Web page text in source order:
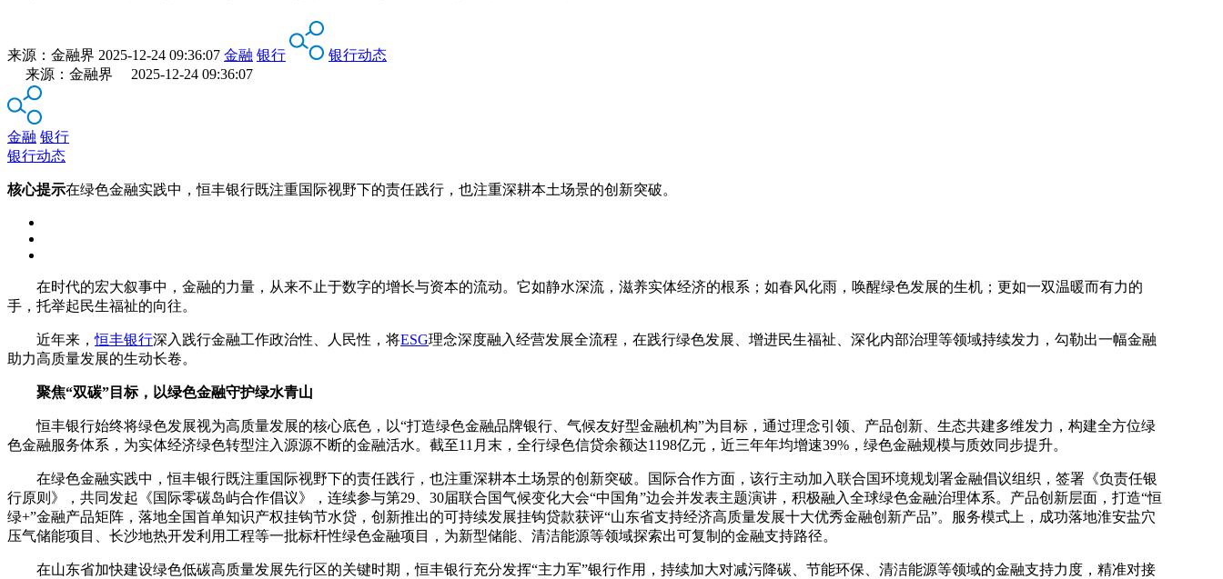
来源： 金融界 2025-12-24 09:36:07 金融 银行
银行动态
来源：金融界 2025-12-24 09:36:07
金融 银行
银行动态
核心提示在绿色金融实践中，恒丰银行既注重国际视野下的责任践行，也注重深耕本土场景的创新突破。
在时代的宏大叙事中，金融的力量，从来不止于数字的增长与资本的流动。它如静水深流，滋养实体经济的根系；如春风化雨，唤醒绿色发展的生机；更如一双温暖而有力的
手，托举起民生福祉的向往。
近年来，恒丰银行深入践行金融工作政治性、人民性，将ESG理念深度融入经营发展全流程，在践行绿色发展、增进民生福祉、深化内部治理等领域持续发力，勾勒出一幅金融
助力高质量发展的生动长卷。
聚焦“双碳”目标，以绿色金融守护绿水青山
恒丰银行始终将绿色发展视为高质量发展的核心底色，以“打造绿色金融品牌银行、气候友好型金融机构”为目标，通过理念引领、产品创新、生态共建多维发力，构建全方位绿
色金融服务体系，为实体经济绿色转型注入源源不断的金融活水。截至11月末，全行绿色信贷余额达1198亿元，近三年年均增速39%，绿色金融规模与质效同步提升。
在绿色金融实践中，恒丰银行既注重国际视野下的责任践行，也注重深耕本土场景的创新突破。国际合作方面，该行主动加入联合国环境规划署金融倡议组织，签署《负责任银
行原则》，共同发起《国际零碳岛屿合作倡议》，连续参与第29、30届联合国气候变化大会“中国角”边会并发表主题演讲，积极融入全球绿色金融治理体系。产品创新层面，打造“恒
绿+”金融产品矩阵，落地全国首单知识产权挂钩节水贷，创新推出的可持续发展挂钩贷款获评“山东省支持经济高质量发展十大优秀金融创新产品”。服务模式上，成功落地淮安盐穴
压气储能项目、长沙地热开发利用工程等一批标杆性绿色金融项目，为新型储能、清洁能源等领域探索出可复制的金融支持路径。
在山东省加快建设绿色低碳高质量发展先行区的关键时期，恒丰银行充分发挥“主力军”银行作用，持续加大对减污降碳、节能环保、清洁能源等领域的金融支持力度，精准对接